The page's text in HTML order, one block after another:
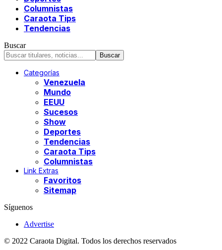
Columnistas
Caraota Tips
Tendencias
Buscar
Categorías
Venezuela
Mundo
EEUU
Sucesos
Show
Deportes
Tendencias
Caraota Tips
Columnistas
Link Extras
Favoritos
Sitemap
Síguenos
Advertise
© 2022 Caraota Digital. Todos los derechos reservados